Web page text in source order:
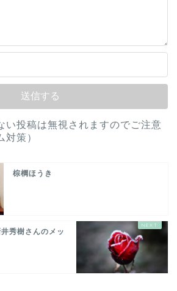
い投稿は無視されますのでご注意
対策）
棕櫚ほうき
秀樹さんのメッ